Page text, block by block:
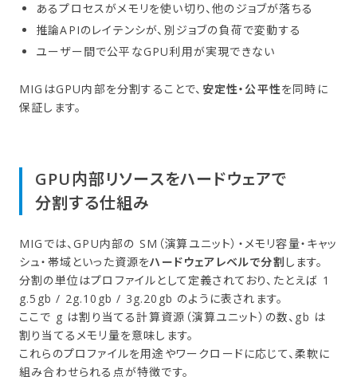
あるプロセスがメモリを使い切り、他のジョブが落ちる
推論APIのレイテンシが、別ジョブの負荷で変動する
ユーザー間で公平なGPU利用が実現できない
MIGはGPU内部を分割することで、 安定性・公平性を同時に
保証します。
GPU内部リソースを​ハードウェアで​
分割する​仕組み
MIGでは、GPU内部の SM（演算ユニット）・メモリ容量・キャッ
シュ・帯域といった資源をハードウェアレベルで分割 します。
分割の単位はプロファイルとして定義されており、たとえば 1
g.5gb / 2g.10gb / 3g.20gb のように表されます。
ここで g は割り当てる計算資源（演算ユニット）の数、gb は
割り当てるメモリ量を意味します。
これらのプロファイルを用途やワークロードに応じて、柔軟に
組み合わせられる点が特徴です。